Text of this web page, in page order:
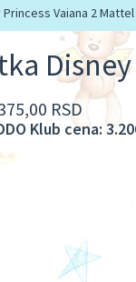
Vaiana 2 Mattel
RSD
Klub cena: